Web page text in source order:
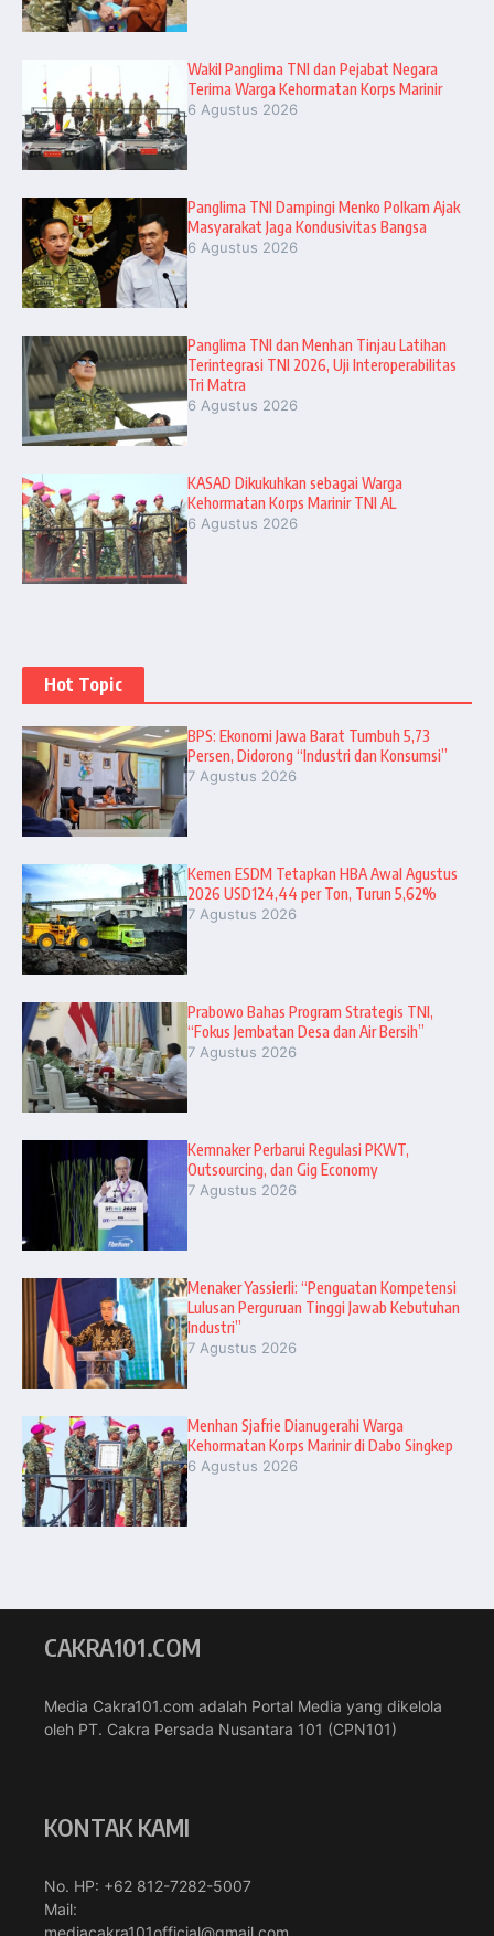
Wakil Panglima TNI dan Pejabat Negara
Terima Warga Kehormatan Korps Marinir
6 Agustus 2026
Panglima TNI Dampingi Menko Polkam Ajak
Masyarakat Jaga Kondusivitas Bangsa
6 Agustus 2026
Panglima TNI dan Menhan Tinjau Latihan
Terintegrasi TNI 2026, Uji Interoperabilitas
Tri Matra
6 Agustus 2026
KASAD Dikukuhkan sebagai Warga
Kehormatan Korps Marinir TNI AL
6 Agustus 2026
Hot Topic
BPS: Ekonomi Jawa Barat Tumbuh 5,73
Persen, Didorong “Industri dan Konsumsi”
7 Agustus 2026
Kemen ESDM Tetapkan HBA Awal Agustus
2026 USD124,44 per Ton, Turun 5,62%
7 Agustus 2026
Prabowo Bahas Program Strategis TNI,
“Fokus Jembatan Desa dan Air Bersih”
7 Agustus 2026
Kemnaker Perbarui Regulasi PKWT,
Outsourcing, dan Gig Economy
7 Agustus 2026
Menaker Yassierli: “Penguatan Kompetensi
Lulusan Perguruan Tinggi Jawab Kebutuhan
Industri”
7 Agustus 2026
Menhan Sjafrie Dianugerahi Warga
Kehormatan Korps Marinir di Dabo Singkep
6 Agustus 2026
CAKRA101.COM
Media Cakra101.com adalah Portal Media yang dikelola
oleh PT. Cakra Persada Nusantara 101 (CPN101)
KONTAK KAMI
No. HP: +62 812-7282-5007
Mail:
mediacakra101official@gmail.com